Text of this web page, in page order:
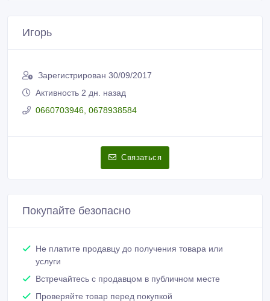
Игорь
Зарегистрирован 30/09/2017
Активность 2 дн. назад
0660703946, 0678938584
Связаться
Покупайте безопасно
Не платите продавцу до получения товара или
услуги
Встречайтесь с продавцом в публичном месте
Проверяйте товар перед покупкой